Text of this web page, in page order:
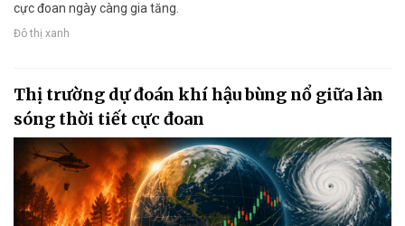
cực đoan ngày càng gia tăng.
Đô thị xanh
Thị trường dự đoán khí hậu bùng nổ giữa làn
sóng thời tiết cực đoan